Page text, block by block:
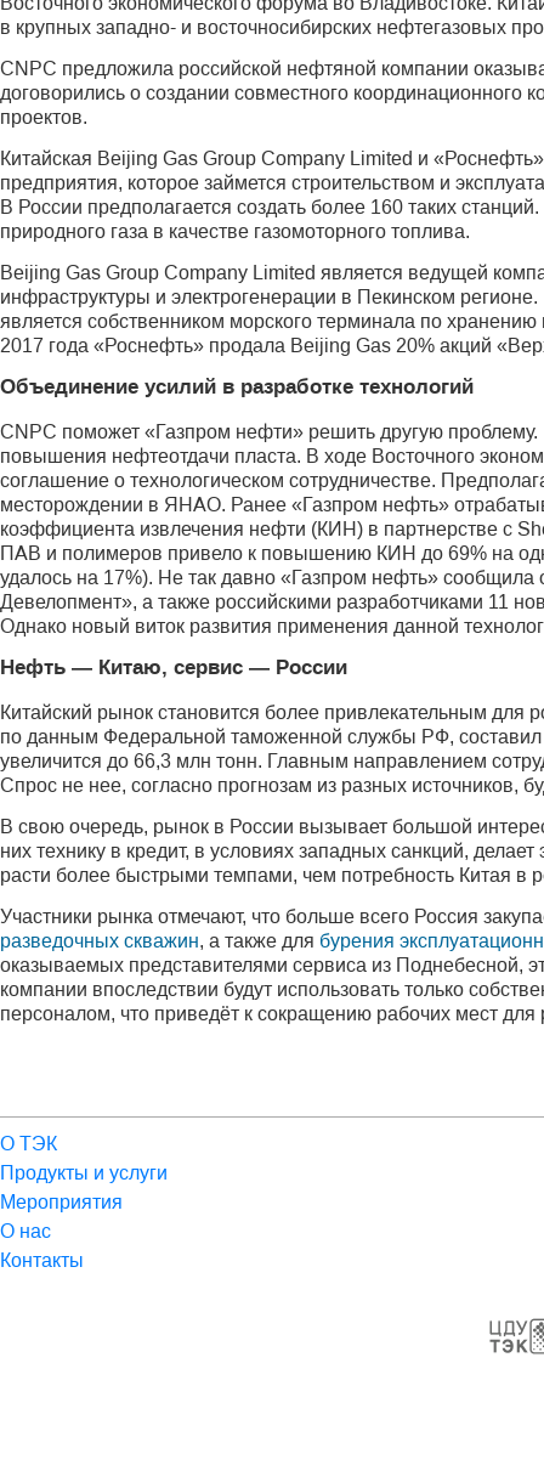
в крупных западно- и восточносибирских нефтегазовых
CNPC предложила российской нефтяной компании
договорились о создании совместного
проектов.
Китайская Beijing Gas Group Company Limited и
предприятия, которое займется строительством и
В России предполагается создать более 160 таких
природного газа в качестве газомоторного топлива.
Beijing Gas Group Company Limited является ведущей
инфраструктуры и электрогенерации в Пекинском
является собственником морского терминала по
2017 года «Роснефть» продала Beijing Gas 20% акций
Объединение усилий в разработке технологий
CNPC поможет «Газпром нефти» решить другую
повышения нефтеотдачи пласта. В ходе Восточного
соглашение о технологическом сотрудничестве.
месторождении в ЯНАО. Ранее «Газпром нефть»
коэффициента извлечения нефти (КИН) в парт­нерстве с
ПАВ и полимеров привело к повышению КИН до 69% на
удалось на 17%). Не так давно «Газпром нефть»
Девелопмент», а также российскими разработчиками 11
Однако новый виток развития применения данной
Нефть — Китаю, сервис — России
Китайский рынок становится более привлекательным для
по данным Федеральной таможенной службы РФ, составил
увеличится до 66,3 млн тонн. Главным направлением
Спрос не нее, согласно прогнозам из разных источников,
В свою очередь, рынок в России вызывает большой
них технику в кредит, в условиях западных санкций,
расти более быстрыми темпами, чем потребность Китая в
Участники рынка отмечают, что больше всего Россия
разведочных скважин, а также для бурения
оказываемых представителями сервиса из Поднебесной,
компании впоследствии будут использовать только
персоналом, что приведёт к сокращению рабочих мест для
О ТЭК
Продукты и услуги
Мероприятия
О нас
Контакты